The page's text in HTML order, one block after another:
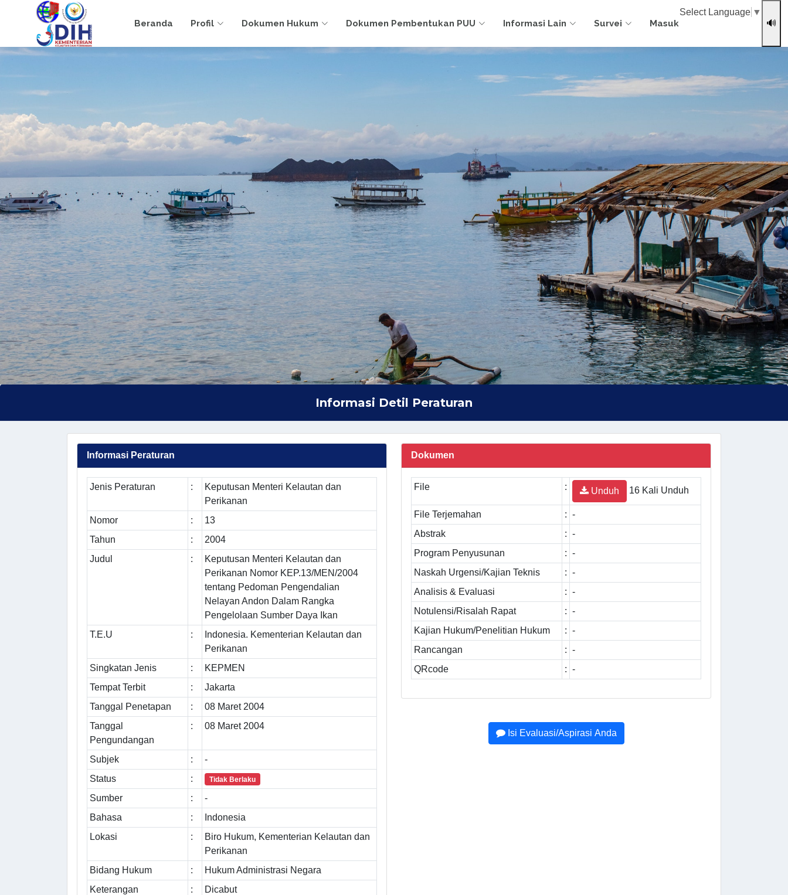
Beranda Profil Dokumen Hukum Dokumen Pembentukan PUU Informasi Lain Survei Masuk
Select Language ▼
🔊
Informasi Detil Peraturan
Informasi Peraturan
Jenis Peraturan :
Keputusan Menteri Kelautan dan
Perikanan
Nomor
:
13
Tahun
:
2004
Judul
:
Keputusan Menteri Kelautan dan
Perikanan Nomor KEP.13/MEN/2004
tentang Pedoman Pengendalian
Nelayan Andon Dalam Rangka
Pengelolaan Sumber Daya Ikan
T.E.U
:
Indonesia. Kementerian Kelautan dan
Perikanan
Singkatan Jenis
:
KEPMEN
Tempat Terbit
:
Jakarta
Tanggal Penetapan
:
08 Maret 2004
Tanggal
Pengundangan
: 08 Maret 2004
Subjek :
-
Status
: Tidak Berlaku
Sumber :
-
Bahasa
:
Indonesia
Lokasi
:
Biro Hukum, Kementerian Kelautan dan
Perikanan
Bidang Hukum
:
Hukum Administrasi Negara
Keterangan
:
Dicabut
Dokumen
File : Unduh 16 Kali Unduh
File Terjemahan : -
Abstrak
: -
Program Penyusunan
: -
Naskah Urgensi/Kajian Teknis
: -
Analisis & Evaluasi
: -
Notulensi/Risalah Rapat
: -
Kajian Hukum/Penelitian Hukum
: -
Rancangan
: -
QRcode
: -
Isi Evaluasi/Aspirasi Anda